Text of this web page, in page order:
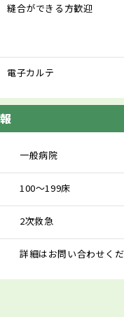
縫合ができる方歓迎
電子カルテ
一般病院
100～199床
2次救急
詳細はお問い合わせく